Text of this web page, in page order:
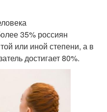
35% россиян
или иной степени, а в
достигает 80%.